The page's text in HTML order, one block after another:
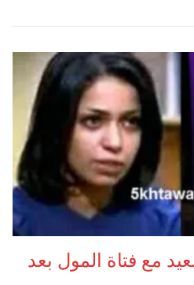
مع فتاة المول بعد